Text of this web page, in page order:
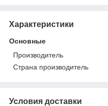
Характеристики
Основные
Производитель
Страна производитель
Условия доставки